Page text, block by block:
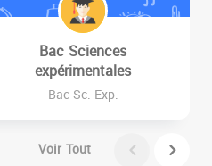
Bac Sciences
expérimentales
Bac-Sc.-Exp.
Voir Tout